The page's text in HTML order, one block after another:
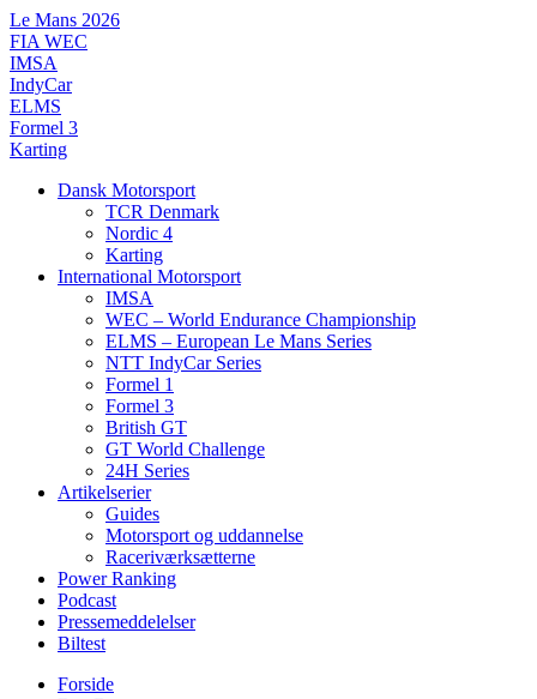
Videre
til
indhold
Le Mans 2026
FIA WEC
IMSA
IndyCar
ELMS
Formel 3
Karting
Dansk Motorsport
TCR Denmark
Nordic 4
Karting
International Motorsport
IMSA
WEC – World Endurance Championship
ELMS – European Le Mans Series
NTT IndyCar Series
Formel 1
Formel 3
British GT
GT World Challenge
24H Series
Artikelserier
Guides
Motorsport og uddannelse
Raceriværksætterne
Power Ranking
Podcast
Pressemeddelelser
Biltest
Forside